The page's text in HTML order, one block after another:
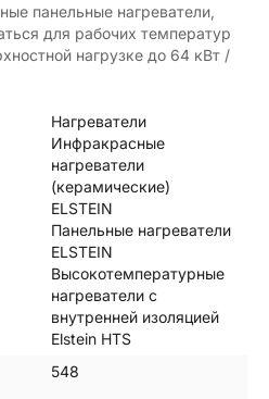
панельные нагреватели,
для рабочих температур
нагрузке до 64 кВт /
Нагреватели
Инфракрасные
нагреватели
(керамические)
ELSTEIN
Панельные нагреватели
ELSTEIN
Высокотемпературные
нагреватели с
внутренней изоляцией
Elstein HTS
548